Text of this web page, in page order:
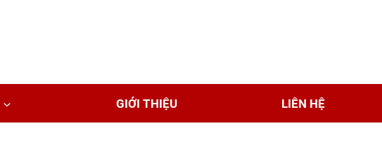
GIỚI THIỆU LIÊN HỆ